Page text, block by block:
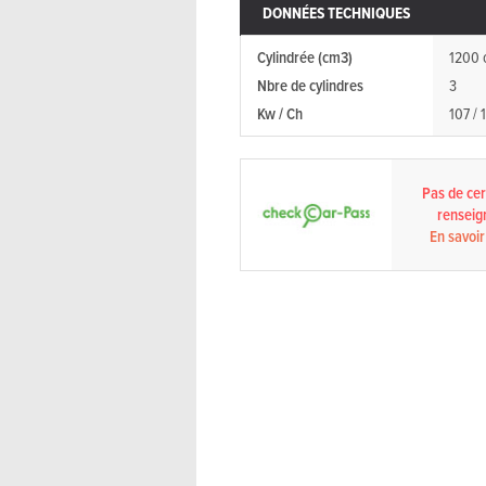
DONNÉES TECHNIQUES
Cylindrée (cm3)
1200
Nbre de cylindres
3
Kw / Ch
107 /
Pas de
En